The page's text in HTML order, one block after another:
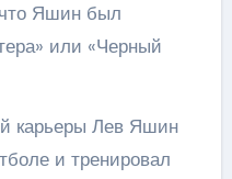
что Яшин был
или «Черный
карьеры Лев Яшин
и тренировал